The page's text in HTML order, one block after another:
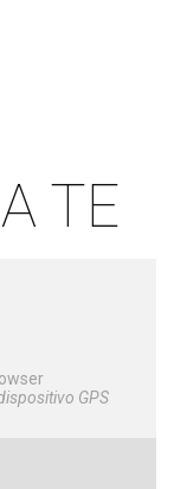
TE
GPS